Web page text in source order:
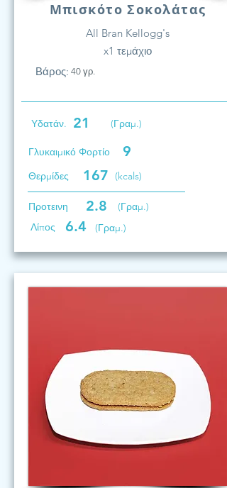
Μπισκότο Σοκολάτας
All Bran Kellogg's
x1 τεμάχιο
Βάρος: 40 γρ.
Υδατάν. 21 (Γραμ.)
Γλυκαιμικό Φορτίο 9
Θερμίδες 167 (kcals)
Προτεινη 2.8
(Γραμ.)
Λίπος
6.4 (Γραμ.)